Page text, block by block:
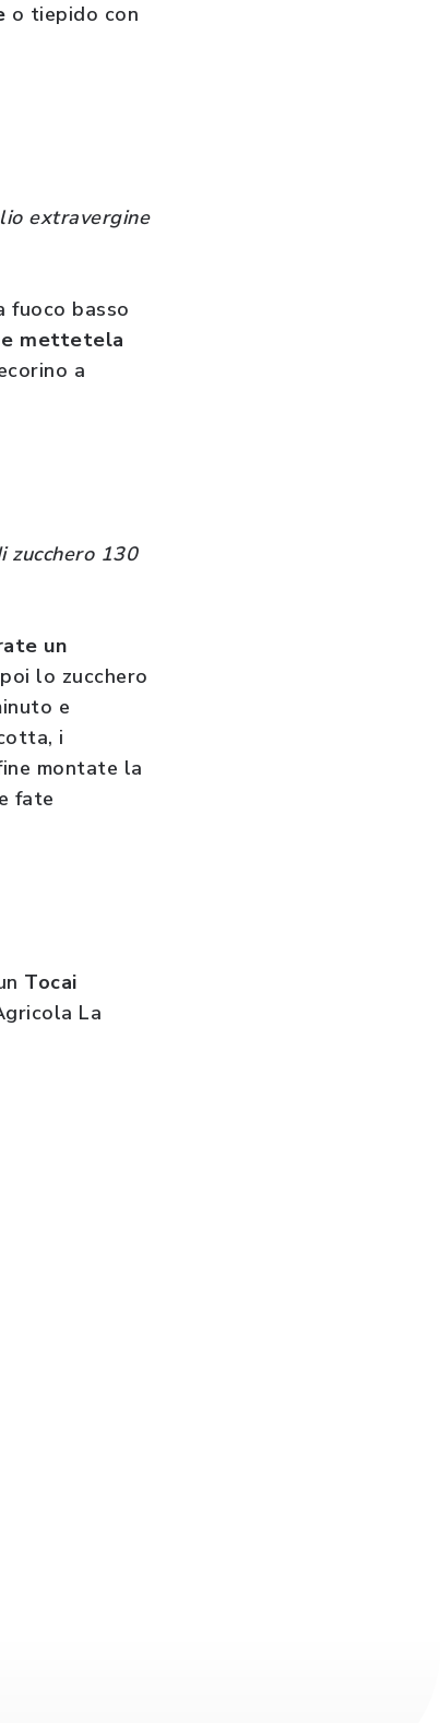
o tiepido con
extravergine
fuoco basso
e mettetela
a
130
un
lo zucchero
e
i
montate la
fate
Tocai
La